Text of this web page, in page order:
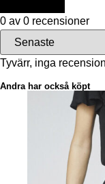
0 av 0 recensioner
Tyvärr, inga
Andra har också köpt